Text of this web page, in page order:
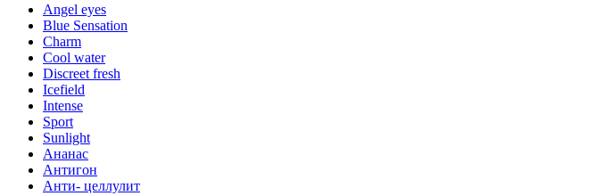
Angel eyes
Blue Sensation
Charm
Cool water
Discreet fresh
Icefield
Intense
Sport
Sunlight
Ананас
Антигон
Анти- целлулит